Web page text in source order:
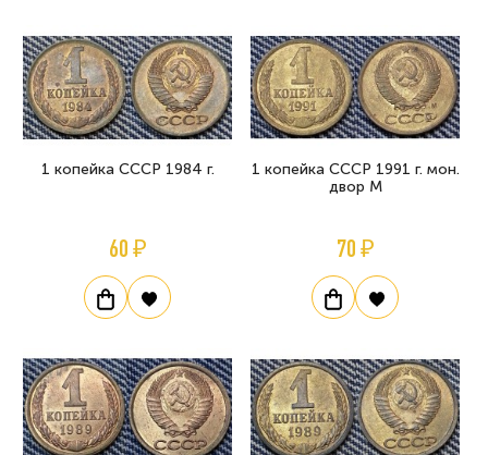
1 копейка СССР 1984 г.
60 ₽
1 копейка СССР 1991 г. мон.
двор М
70 ₽